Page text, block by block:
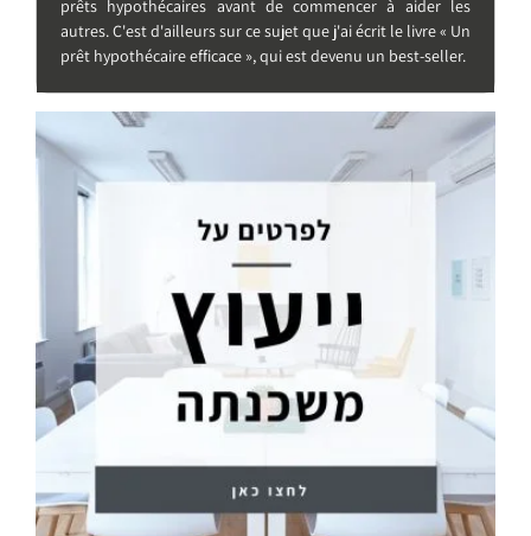
prêts hypothécaires avant de commencer à aider les
autres. C'est d'ailleurs sur ce sujet que j'ai écrit le livre « Un
prêt hypothécaire efficace », qui est devenu un best-seller.